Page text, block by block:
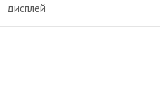
дисплей